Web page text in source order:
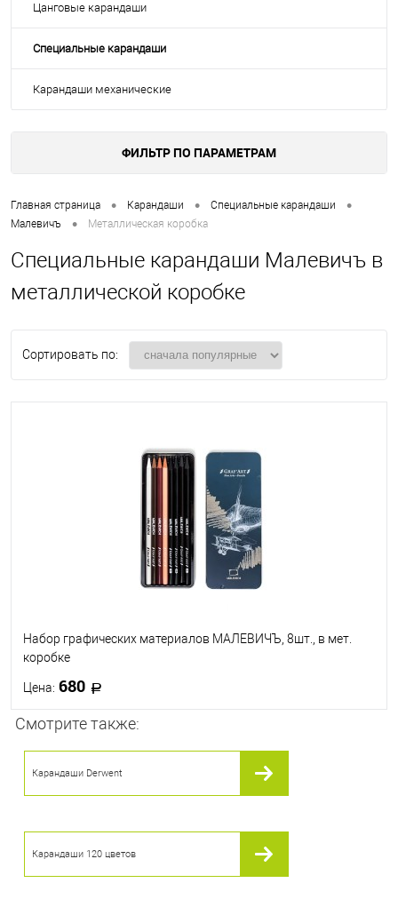
Цанговые карандаши
Специальные карандаши
Карандаши механические
ФИЛЬТР ПО ПАРАМЕТРАМ
Главная страница • Карандаши • Специальные карандаши •
Малевичъ • Металлическая коробка
Специальные карандаши Малевичъ в
металлической коробке
Сортировать по:
Набор графических материалов МАЛЕВИЧЪ, 8шт., в мет.
коробке
Цена: 680
В наличии
Смотрите также:
Карандаши Derwent
Карандаши 120 цветов